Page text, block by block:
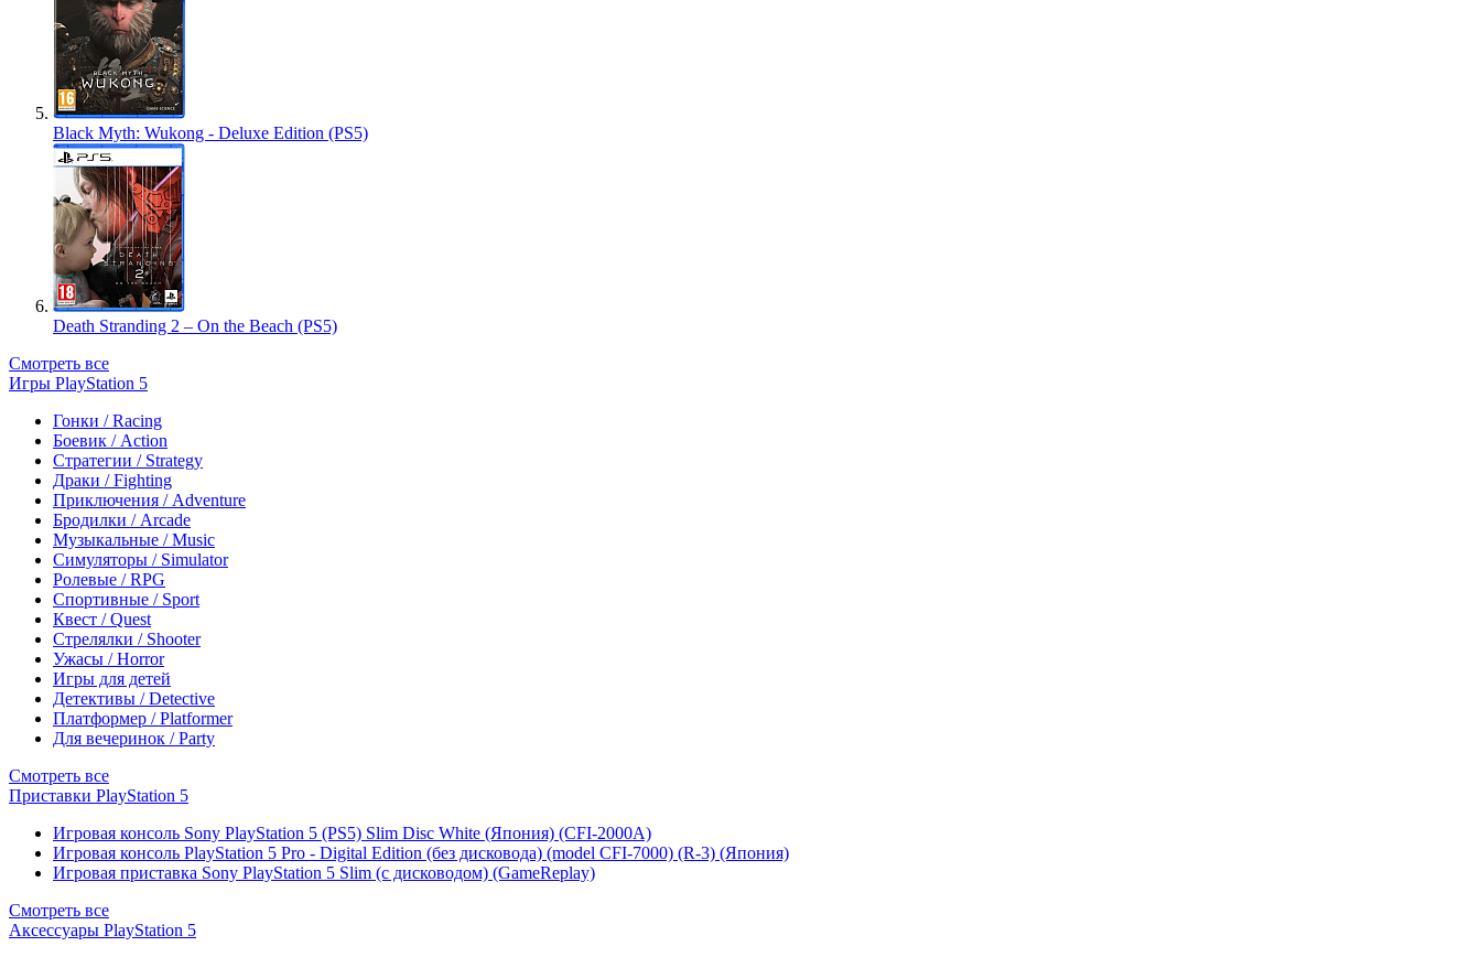
Black Myth: Wukong - Deluxe Edition (PS5)
Death Stranding 2 – On the Beach (PS5)
Смотреть все
Игры PlayStation 5
Гонки / Racing
Боевик / Action
Стратегии / Strategy
Драки / Fighting
Приключения / Adventure
Бродилки / Arcade
Музыкальные / Music
Симуляторы / Simulator
Ролевые / RPG
Спортивные / Sport
Квест / Quest
Стрелялки / Shooter
Ужасы / Horror
Игры для детей
Детективы / Detective
Платформер / Platformer
Для вечеринок / Party
Смотреть все
Приставки PlayStation 5
Игровая консоль Sony PlayStation 5 (PS5) Slim Disc White (Япония) (CFI-2000A)
Игровая консоль PlayStation 5 Pro - Digital Edition (без дисковода) (model CFI-7000) (R-3) (Япония)
Игровая приставка Sony PlayStation 5 Slim (с дисководом) (GameReplay)
Смотреть все
Аксессуары PlayStation 5